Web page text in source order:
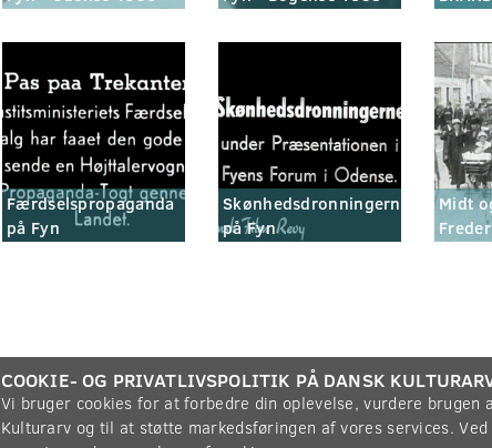
Færdselspropaganda
på Fyn
Skønhedsdronningerne
på Fyn
Midt
COOKIE- OG PRIVATLIVSPOLITIK PÅ DANSK
Vi bruger cookies for at forbedre din oplevelse, vurdere brugen
Kulturarv og til at støtte markedsføringen af vores services.